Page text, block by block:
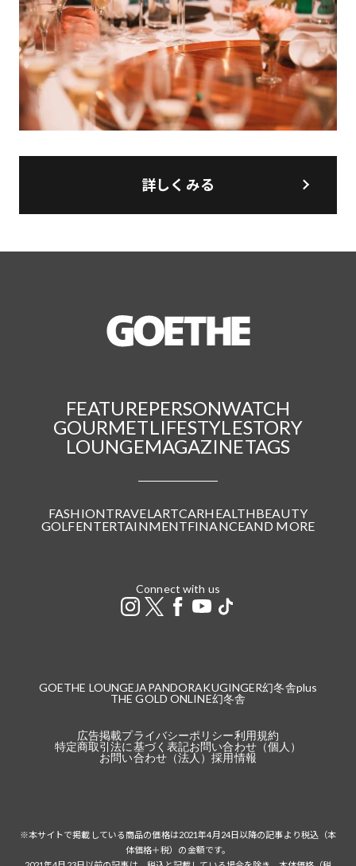
詳しくみる
FEATUREPERSONWATCH
GOURMETLIFESTYLESTORY
LOUNGEMAGAZINETAGS
FASHIONTRAVELARTCARHEALTHBEAUTY
GOLFENTERTAINMENTFINANCEAND MORE
Connect with us
GOETHE LOUNGE JAPANDORAKUGINGER幻冬舎plus
THE GOLD ONLINE幻冬舎
広告掲載プライバシーポリシー利用規約
特定商取引法に基づく表記お問い合わせ（個人）
お問い合わせ（法人）採用情報
※本サイトで掲載している商品の価格は2021年4月24日以降の記事より税込（本
体価格＋税）の金額です。